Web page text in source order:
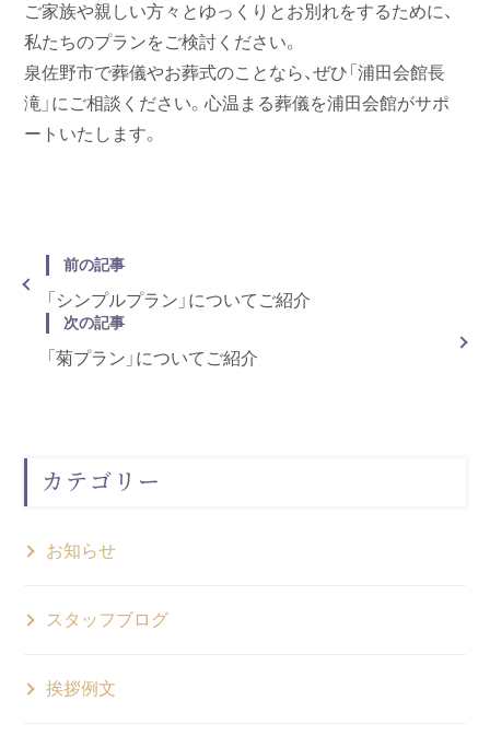
ご家族や親しい方々とゆっくりとお別れをするために、
私たちのプランをご検討ください。
泉佐野市で葬儀やお葬式のことなら、ぜひ「浦田会館長
滝」にご相談ください。心温まる葬儀を浦田会館がサポ
ートいたします。
前の記事
「シンプルプラン」についてご紹介
次の記事
「菊プラン」についてご紹介
カテゴリー
お知らせ
スタッフブログ
挨拶例文